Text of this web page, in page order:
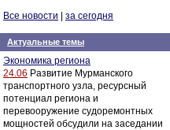
Все новости
за сегодня
Актуальные темы
Экономика региона
24.06 Развитие Мурманского
транспортного узла, ресурсный
потенциал региона и
перевооружение судоремонтных
мощностей обсудили на заседании